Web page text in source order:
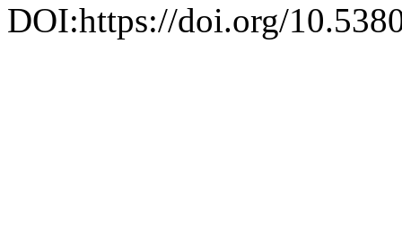
DOI:https://doi.org/